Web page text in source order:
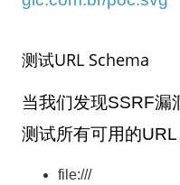
测试URL Schema
当我们发现SSRF漏
测试所有可用的
file:///